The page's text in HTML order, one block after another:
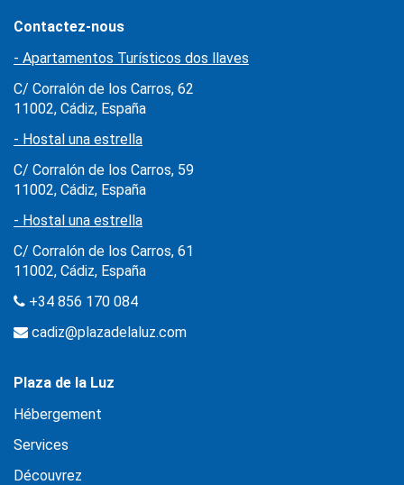
Contactez-nous
- Apartamentos Turísticos dos llaves
C/ Corralón de los Carros, 62
11002, Cádiz, España
- Hostal una estrella
C/ Corralón de los Carros, 59
11002, Cádiz, España
- Hostal una estrella
C/ Corralón de los Carros, 61
11002, Cádiz, España
+34 856 170 084
cadiz@plazadelaluz.com
Plaza de la Luz
Hébergement
Services
Découvrez